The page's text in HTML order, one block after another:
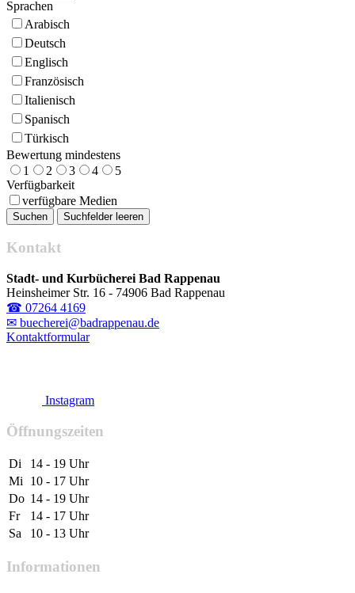
Sprachen
Arabisch
Deutsch
Englisch
Französisch
Italienisch
Spanisch
Türkisch
Bewertung mindestens
1
2 3 4
5
Verfügbarkeit
verfügbare Medien
Kontakt
Stadt- und Kurbücherei Bad Rappenau
Heinsheimer Str. 16 - 74906 Bad Rappenau
☎ 07264 4169
✉ buecherei@badrappenau.de
Kontaktformular
Instagram
Öffnungszeiten
Di
14 - 19 Uhr
Mi
10 - 17 Uhr
Do 14 - 19 Uhr
Fr
14 - 17 Uhr
Sa
10 - 13 Uhr
Informationen